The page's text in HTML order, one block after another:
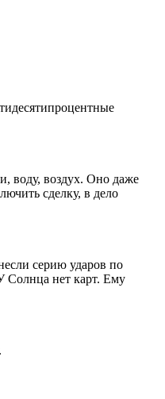
воду, воздух. Оно даже
сделку, в дело
серию ударов по
Солнца нет карт. Ему